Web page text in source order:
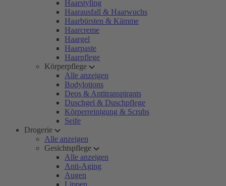
Haarstyling
Haarausfall & Haarwuchs
Haarbürsten & Kämme
Haarcreme
Haargel
Haarpaste
Haarpflege
Körperpflege
Alle anzeigen
Bodylotions
Deos & Antitranspirants
Duschgel & Duschpflege
Körperreinigung & Scrubs
Seife
Drogerie
Alle anzeigen
Gesichtspflege
Alle anzeigen
Anti-Aging
Augen
Lippen